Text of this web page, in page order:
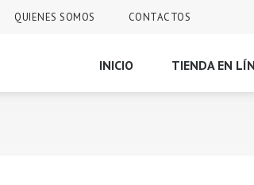
QUIENES SOMOS CONTACTOS
INICIO TIENDA EN